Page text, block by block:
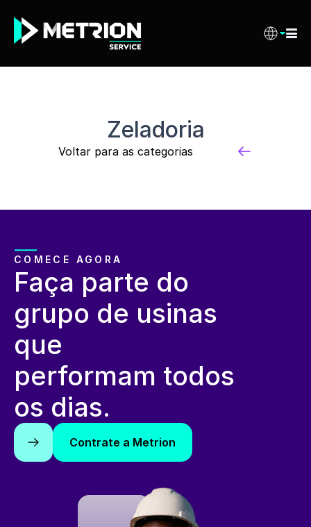
Zeladoria
Voltar para as categorias
COMECE AGORA
Faça parte do
grupo de usinas
que
performam todos
os dias.
Contrate a Metrion